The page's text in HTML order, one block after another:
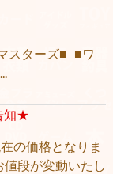
スターズ■ ■ワ
知★
の価格となりま
段が変動いたし